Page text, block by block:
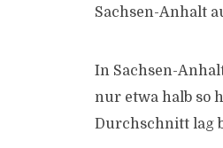
Sachsen-Anhalt
In Sachsen-
nur etwa halb so
Durchschnitt lag